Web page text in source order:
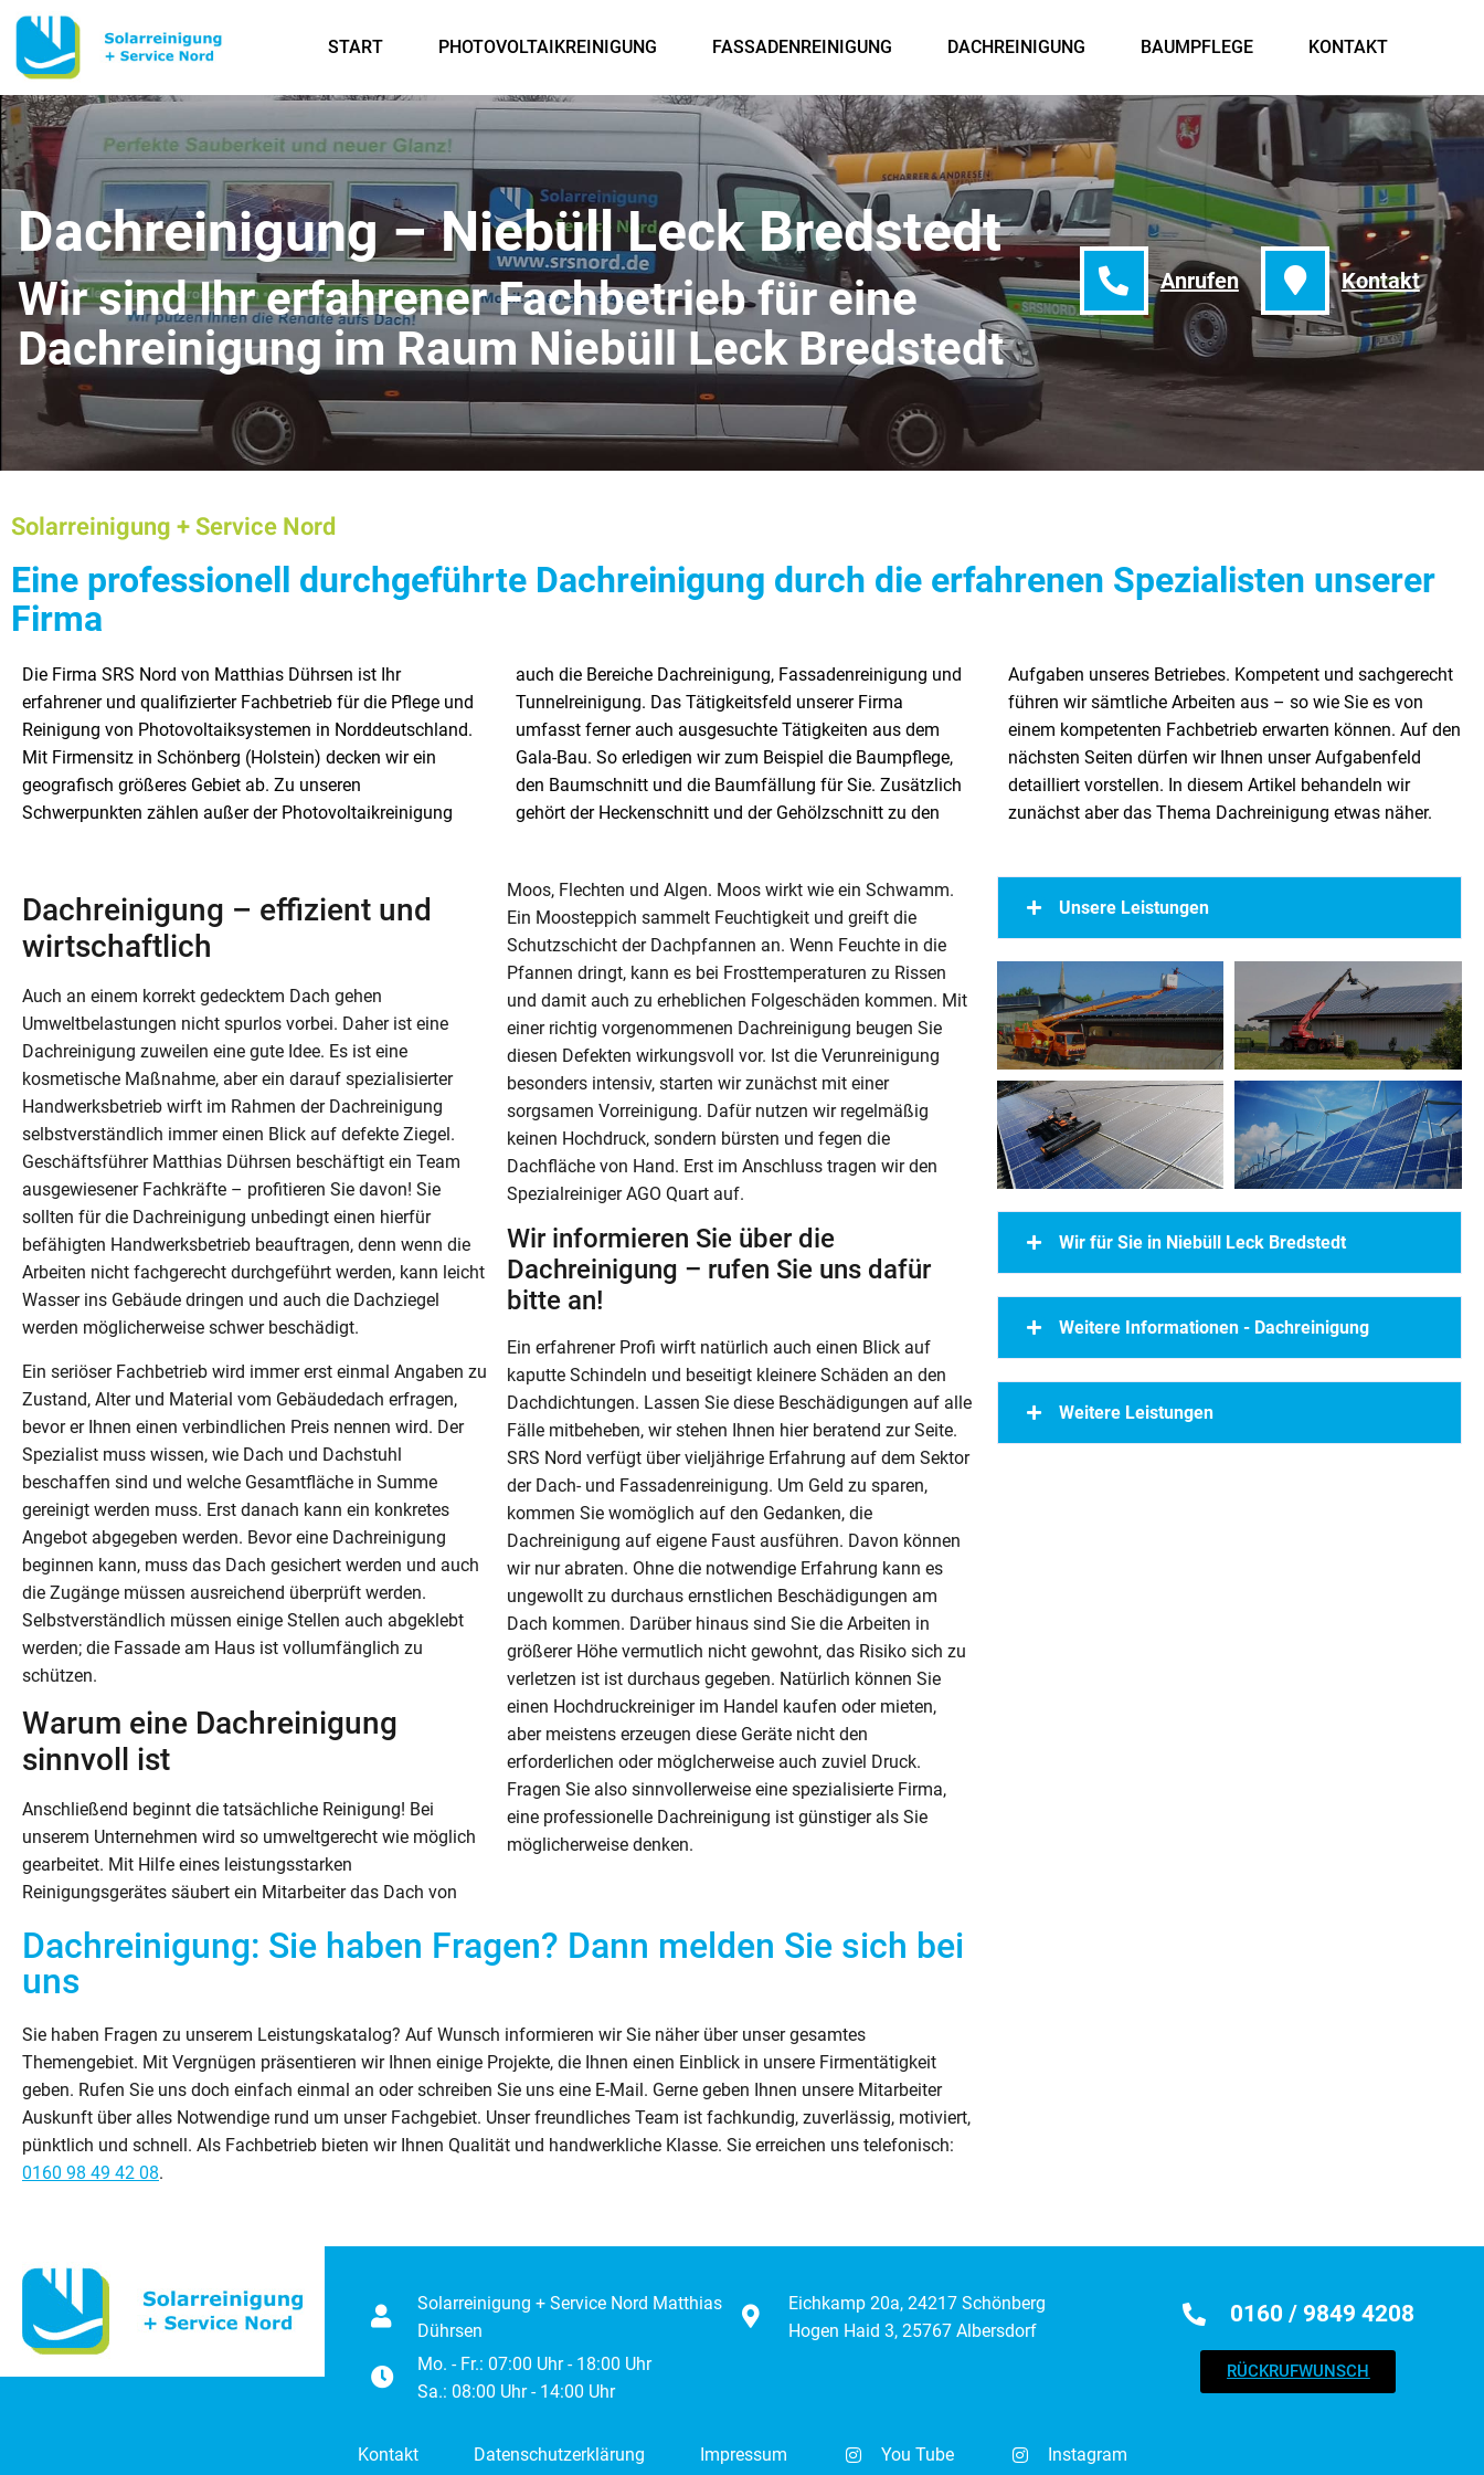
START PHOTOVOLTAIKREINIGUNG FASSADENREINIGUNG DACHREINIGUNG BAUMPFLEGE KONTAKT
Dachreinigung – Niebüll Leck Bredstedt
Wir sind Ihr erfahrener Fachbetrieb für eine
Dachreinigung im Raum Niebüll Leck Bredstedt
Anrufen Kontakt
Solarreinigung + Service Nord
Eine professionell durchgeführte Dachreinigung durch die erfahrenen Spezialisten unserer
Firma
Die Firma SRS Nord von Matthias Dührsen ist Ihr
erfahrener und qualifizierter Fachbetrieb für die Pflege und
Reinigung von Photovoltaiksystemen in Norddeutschland.
Mit Firmensitz in Schönberg (Holstein) decken wir ein
geografisch größeres Gebiet ab. Zu unseren
Schwerpunkten zählen außer der Photovoltaikreinigung
auch die Bereiche Dachreinigung, Fassadenreinigung und
Tunnelreinigung. Das Tätigkeitsfeld unserer Firma
umfasst ferner auch ausgesuchte Tätigkeiten aus dem
Gala-Bau. So erledigen wir zum Beispiel die Baumpflege,
den Baumschnitt und die Baumfällung für Sie. Zusätzlich
gehört der Heckenschnitt und der Gehölzschnitt zu den
Aufgaben unseres Betriebes. Kompetent und sachgerecht
führen wir sämtliche Arbeiten aus – so wie Sie es von
einem kompetenten Fachbetrieb erwarten können. Auf den
nächsten Seiten dürfen wir Ihnen unser Aufgabenfeld
detailliert vorstellen. In diesem Artikel behandeln wir
zunächst aber das Thema Dachreinigung etwas näher.
Dachreinigung – effizient und
wirtschaftlich
Auch an einem korrekt gedecktem Dach gehen
Umweltbelastungen nicht spurlos vorbei. Daher ist eine
Dachreinigung zuweilen eine gute Idee. Es ist eine
kosmetische Maßnahme, aber ein darauf spezialisierter
Handwerksbetrieb wirft im Rahmen der Dachreinigung
selbstverständlich immer einen Blick auf defekte Ziegel.
Geschäftsführer Matthias Dührsen beschäftigt ein Team
ausgewiesener Fachkräfte – profitieren Sie davon! Sie
sollten für die Dachreinigung unbedingt einen hierfür
befähigten Handwerksbetrieb beauftragen, denn wenn die
Arbeiten nicht fachgerecht durchgeführt werden, kann leicht
Wasser ins Gebäude dringen und auch die Dachziegel
werden möglicherweise schwer beschädigt.
Ein seriöser Fachbetrieb wird immer erst einmal Angaben zu
Zustand, Alter und Material vom Gebäudedach erfragen,
bevor er Ihnen einen verbindlichen Preis nennen wird. Der
Spezialist muss wissen, wie Dach und Dachstuhl
beschaffen sind und welche Gesamtfläche in Summe
gereinigt werden muss. Erst danach kann ein konkretes
Angebot abgegeben werden. Bevor eine Dachreinigung
beginnen kann, muss das Dach gesichert werden und auch
die Zugänge müssen ausreichend überprüft werden.
Selbstverständlich müssen einige Stellen auch abgeklebt
werden; die Fassade am Haus ist vollumfänglich zu
schützen.
Warum eine Dachreinigung
sinnvoll ist
Anschließend beginnt die tatsächliche Reinigung! Bei
unserem Unternehmen wird so umweltgerecht wie möglich
gearbeitet. Mit Hilfe eines leistungsstarken
Reinigungsgerätes säubert ein Mitarbeiter das Dach von
Moos, Flechten und Algen. Moos wirkt wie ein Schwamm.
Ein Moosteppich sammelt Feuchtigkeit und greift die
Schutzschicht der Dachpfannen an. Wenn Feuchte in die
Pfannen dringt, kann es bei Frosttemperaturen zu Rissen
und damit auch zu erheblichen Folgeschäden kommen. Mit
einer richtig vorgenommenen Dachreinigung beugen Sie
diesen Defekten wirkungsvoll vor. Ist die Verunreinigung
besonders intensiv, starten wir zunächst mit einer
sorgsamen Vorreinigung. Dafür nutzen wir regelmäßig
keinen Hochdruck, sondern bürsten und fegen die
Dachfläche von Hand. Erst im Anschluss tragen wir den
Spezialreiniger AGO Quart auf.
Wir informieren Sie über die
Dachreinigung – rufen Sie uns dafür
bitte an!
Ein erfahrener Profi wirft natürlich auch einen Blick auf
kaputte Schindeln und beseitigt kleinere Schäden an den
Dachdichtungen. Lassen Sie diese Beschädigungen auf alle
Fälle mitbeheben, wir stehen Ihnen hier beratend zur Seite.
SRS Nord verfügt über vieljährige Erfahrung auf dem Sektor
der Dach- und Fassadenreinigung. Um Geld zu sparen,
kommen Sie womöglich auf den Gedanken, die
Dachreinigung auf eigene Faust ausführen. Davon können
wir nur abraten. Ohne die notwendige Erfahrung kann es
ungewollt zu durchaus ernstlichen Beschädigungen am
Dach kommen. Darüber hinaus sind Sie die Arbeiten in
größerer Höhe vermutlich nicht gewohnt, das Risiko sich zu
verletzen ist ist durchaus gegeben. Natürlich können Sie
einen Hochdruckreiniger im Handel kaufen oder mieten,
aber meistens erzeugen diese Geräte nicht den
erforderlichen oder möglcherweise auch zuviel Druck.
Fragen Sie also sinnvollerweise eine spezialisierte Firma,
eine professionelle Dachreinigung ist günstiger als Sie
möglicherweise denken.
Dachreinigung: Sie haben Fragen? Dann melden Sie sich bei
uns
Sie haben Fragen zu unserem Leistungskatalog? Auf Wunsch informieren wir Sie näher über unser gesamtes
Themengebiet. Mit Vergnügen präsentieren wir Ihnen einige Projekte, die Ihnen einen Einblick in unsere Firmentätigkeit
geben. Rufen Sie uns doch einfach einmal an oder schreiben Sie uns eine E-Mail. Gerne geben Ihnen unsere Mitarbeiter
Auskunft über alles Notwendige rund um unser Fachgebiet. Unser freundliches Team ist fachkundig, zuverlässig, motiviert,
pünktlich und schnell. Als Fachbetrieb bieten wir Ihnen Qualität und handwerkliche Klasse. Sie erreichen uns telefonisch:
0160 98 49 42 08.
Unsere Leistungen
Wir für Sie in Niebüll Leck Bredstedt
Weitere Informationen - Dachreinigung
Weitere Leistungen
Solarreinigung + Service Nord Matthias
Dührsen
Mo. - Fr.: 07:00 Uhr - 18:00 Uhr
Sa.: 08:00 Uhr - 14:00 Uhr
Eichkamp 20a, 24217 Schönberg
Hogen Haid 3, 25767 Albersdorf
0160 / 9849 4208
RÜCKRUFWUNSCH
Kontakt Datenschutzerklärung Impressum You Tube Instagram